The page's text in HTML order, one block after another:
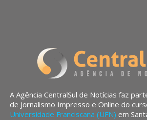
A Agência CentralSul de Notícias faz
de Jornalismo Impresso e Online do
Universidade Franciscana (UFN) em